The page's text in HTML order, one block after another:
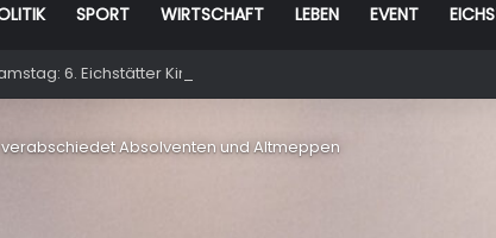
SPORT WIRTSCHAFT LEBEN EVENT
6. Eichstätter Kinder- und Jugendtag – für ganze Familie
verabschiedet Absolventen und Altmeppen